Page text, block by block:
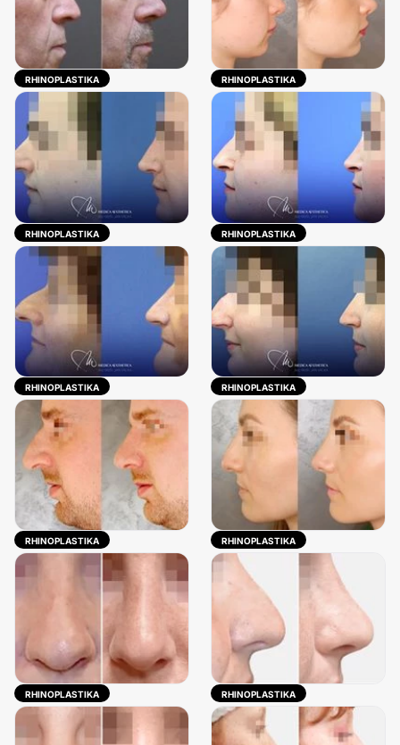
RHINOPLASTIKA RHINOPLASTIKA
RHINOPLASTIKA RHINOPLASTIKA
RHINOPLASTIKA RHINOPLASTIKA
RHINOPLASTIKA RHINOPLASTIKA
RHINOPLASTIKA RHINOPLASTIKA